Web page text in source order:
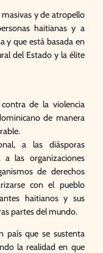
y de atropello
haitianas y a
y que está basada en
del Estado y la élite
de la violencia
de manera
a las diásporas
a las organizaciones
de derechos
con el pueblo
haitianos y sus
partes del mundo.
país que se sustenta
la realidad en que